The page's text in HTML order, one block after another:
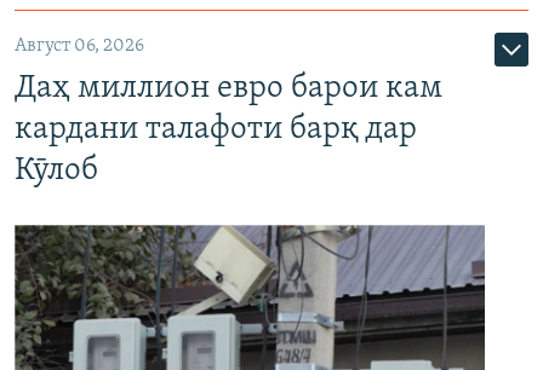
Август 06, 2026
Даҳ миллион евро барои кам
кардани талафоти барқ дар
Кӯлоб